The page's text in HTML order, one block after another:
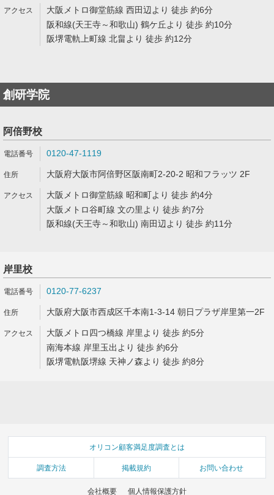
大阪メトロ御堂筋線 西田辺より 徒歩 約6分
阪和線(天王寺～和歌山) 鶴ケ丘より 徒歩 約10分
阪堺電軌上町線 北畠より 徒歩 約12分
創研学院
阿倍野校
0120-47-1119
大阪府大阪市阿倍野区阪南町2-20-2 昭和フラッツ 2F
大阪メトロ御堂筋線 昭和町より 徒歩 約4分
大阪メトロ谷町線 文の里より 徒歩 約7分
阪和線(天王寺～和歌山) 南田辺より 徒歩 約11分
岸里校
0120-77-6237
大阪府大阪市西成区千本南1-3-14 朝日プラザ岸里第一2F
大阪メトロ四つ橋線 岸里より 徒歩 約5分
南海本線 岸里玉出より 徒歩 約6分
阪堺電軌阪堺線 天神ノ森より 徒歩 約8分
オリコン顧客満足度調査とは
調査方法 掲載規約 お問い合わせ
会社概要 個人情報保護方針